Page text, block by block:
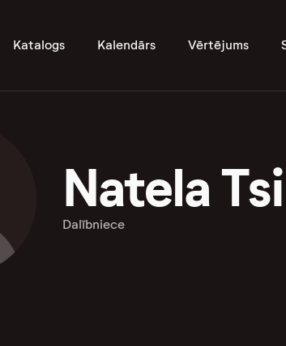
Katalogs Kalendārs Vērtējums
Natela
Dalībniece